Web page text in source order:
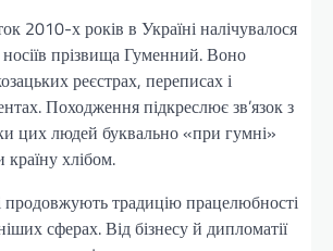
2010-х років в Україні налічувалося
носіїв прізвища Гуменний. Воно
реєстрах, переписах і
Походження підкреслює зв’язок з
цих людей буквально «при гумні»
країну хлібом.
продовжують традицію працелюбності
сферах. Від бізнесу й дипломатії